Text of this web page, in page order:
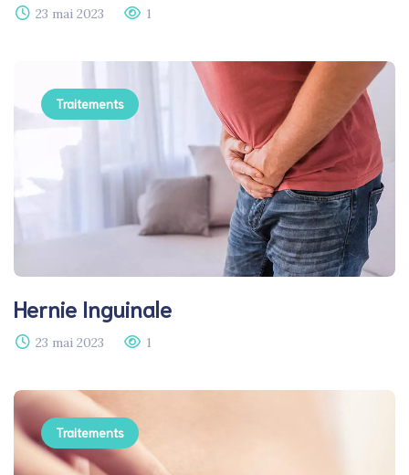
23 mai 2023 1
Traitements
Hernie Inguinale
23 mai 2023 1
Traitements